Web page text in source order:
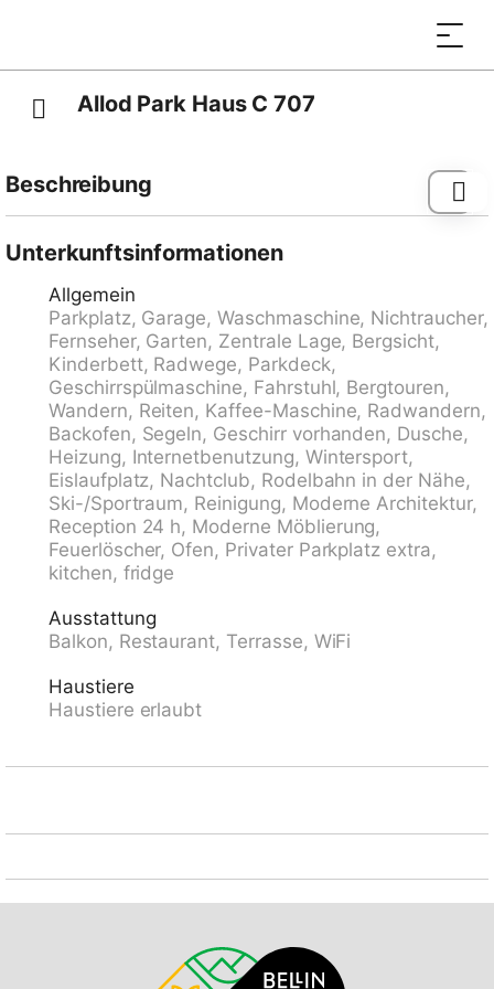
Allod Park Haus C 707
Beschreibung
Park", 1'560 m.ü.M.. Im Ortszentrum, 700 m vom
Mitbenutzung: Park. Im Hause: Empfang, Restaurant,
Bar, Wireless LAN, Fahrstuhl, Skiraum, Zentralheizung,
Waschmaschine (extra), Wäschetrockner (zur
Mitbenutzung, extra), Trockenraum, Skischuhtrockner.
Wäschewechsel (zusätzlich extra). Handtuchwechsel
(zusätzlich extra). Wohnungsreinigung möglich (extra).
Zufahrt bis zum Haus. Parkplatz (extra),
Gemeinschaftsgarage (extra). Maße: Höhe 200 cm.
Supermarkt 800 m, Einkaufszentrum 400 m,
Restaurant 10 m, Bäckerei 300 m, Bushaltestelle
"Kongresszentrum" 100 m, Bahnstation "Davos-Platz"
1.2 km, Park "Kurpark" 50 m, Freibad, Hallenbad 200
m, Strandbad 3.1 km, Badesee 2.7 km, See Davoser
km, Segelschule 3.1 km, Tennis 4 km, Tennishalle 4
km, Minigolf 400 m, Reitstall 5 km, Sportzentrum 200
Luftseilbahn 1.5 km, Bergeisenbahn 600 m, Sessellift
1.8 km, Gondelbahn 1.7 km, Skipisten 1.7 km,
Bekannte Skigebiete sind gut erreichbar: Parsenn 1.5
Seen in der Umgebung sind gut erreichbar:
Davosersee 2.7 km. Bitte beachten: Be- und Entladen
in Lage, Größe und Beschaffenheit des Grundstücks
unterscheiden. Die Mietobjekte können sich in
Unterkunftsinformationen
Allgemein
Parkplatz, Garage, Waschmaschine, Nichtraucher,
Fernseher, Garten, Zentrale Lage, Bergsicht,
Kinderbett, Radwege, Parkdeck,
Geschirrspülmaschine, Fahrstuhl, Bergtouren,
Wandern, Reiten, Kaffee-Maschine, Radwandern,
Backofen, Segeln, Geschirr vorhanden, Dusche,
Heizung, Internetbenutzung, Wintersport,
Eislaufplatz, Nachtclub, Rodelbahn in der Nähe,
Ski-/Sportraum, Reinigung, Moderne Architektur,
Reception 24 h, Moderne Möblierung,
Feuerlöscher, Ofen, Privater Parkplatz extra,
kitchen, fridge
Ausstattung
Balkon, Restaurant, Terrasse, WiFi
Haustiere
Haustiere erlaubt